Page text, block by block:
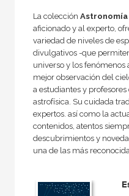
MATERIAS
Cine
Diseño
Cocina
Jardinería
Fotografía
Artes plásticas y
La colección Astronomía
aficionado y al experto,
variedad de niveles de
divulgativos -que
universo y los fenómenos
mejor observación del
a estudiantes y
astrofísica. Su cuidada
expertos. así como la
contenidos, atentos
descubrimientos y
una de las más